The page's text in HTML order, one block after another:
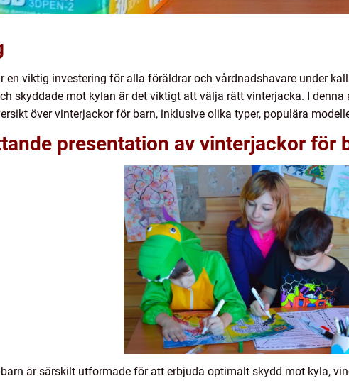
en viktig investering för alla föräldrar och vårdnadshavare under
skyddade mot kylan är det viktigt att välja rätt vinterjacka. I
över vinterjackor för barn, inklusive olika typer, populära
presentation av vinterjackor för
är särskilt utformade för att erbjuda optimalt skydd mot kyla,